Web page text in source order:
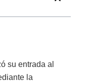
su entrada al
la